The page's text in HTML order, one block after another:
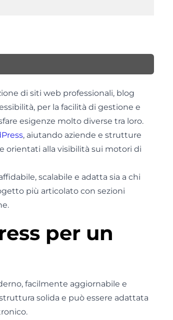
di siti web professionali, blog
per la facilità di gestione e
esigenze molto diverse tra loro.
, aiutando aziende e strutture
orientati alla visibilità sui motori di
scalabile e adatta sia a chi
più articolato con sezioni
per un
facilmente aggiornabile e
solida e può essere adattata